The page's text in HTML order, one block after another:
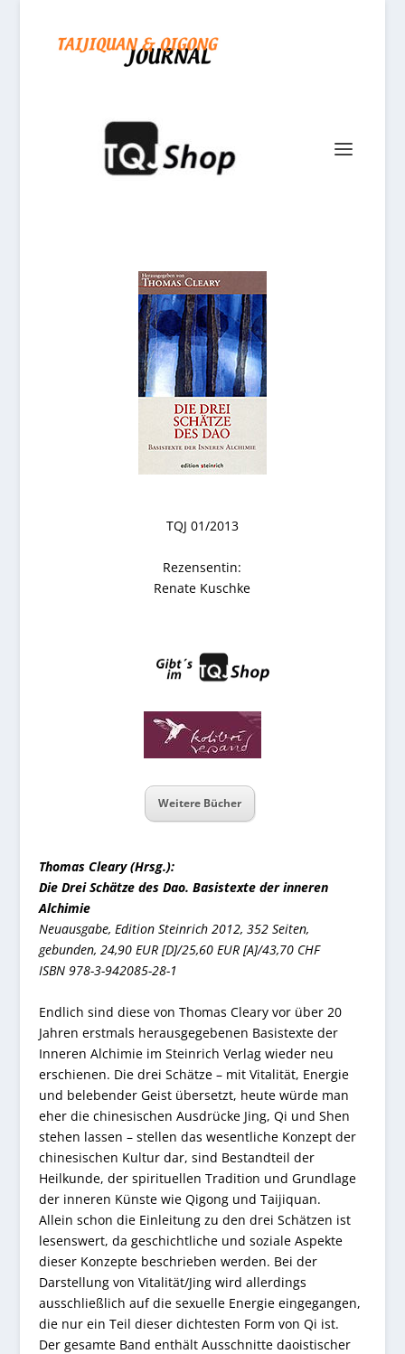
TQJ 01/2013
Rezensentin:
Renate Kuschke
Weitere Bücher
Thomas Cleary (Hrsg.):
Die Drei Schätze des Dao. Basistexte der inneren
Alchimie
Neuausgabe, Edition Steinrich 2012, 352 Seiten,
gebunden, 24,90 EUR [D]/25,60 EUR [A]/43,70 CHF
ISBN 978-3-942085-28-1
Endlich sind diese von Thomas Cleary vor über 20
Jahren erstmals herausgegebenen Basistexte der
Inneren Alchimie im Steinrich Verlag wieder neu
erschienen. Die drei Schätze – mit Vitalität, Energie
und belebender Geist übersetzt, heute würde man
eher die chinesischen Ausdrücke Jing, Qi und Shen
stehen lassen – stellen das wesentliche Konzept der
chinesischen Kultur dar, sind Bestandteil der
Heilkunde, der spirituellen Tradition und Grundlage
der inneren Künste wie Qigong und Taijiquan.
Allein schon die Einleitung zu den drei Schätzen ist
lesenswert, da geschichtliche und soziale Aspekte
dieser Konzepte beschrieben werden. Bei der
Darstellung von Vitalität/Jing wird allerdings
ausschließlich auf die sexuelle Energie eingegangen,
die nur ein Teil dieser dichtesten Form von Qi ist.
Der gesamte Band enthält Ausschnitte daoistischer